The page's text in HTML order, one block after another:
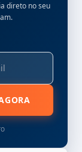
direto no seu